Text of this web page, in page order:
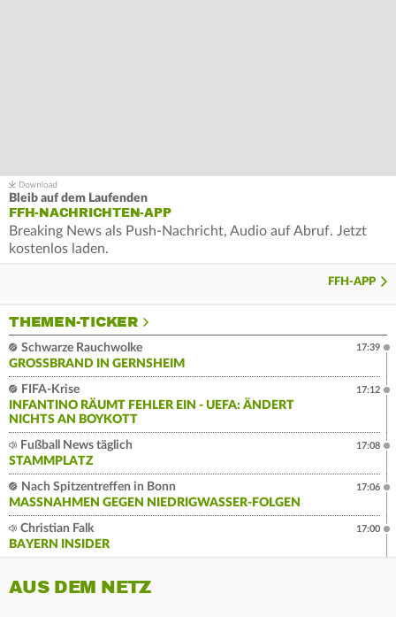
Bleib auf dem Laufenden
FFH-NACHRICHTEN-APP
Breaking News als Push-Nachricht, Audio auf Abruf. Jetzt
kostenlos laden.
FFH-APP
THEMEN-TICKER
Schwarze Rauchwolke
GROSSBRAND IN GERNSHEIM
17:39
FIFA-Krise
INFANTINO RÄUMT FEHLER EIN - UEFA: ÄNDERT
NICHTS AN BOYKOTT
17:12
Fußball News täglich
STAMMPLATZ
17:08
Nach Spitzentreffen in Bonn
MASSNAHMEN GEGEN NIEDRIGWASSER-FOLGEN
17:06
Christian Falk
BAYERN INSIDER
17:00
AUS DEM NETZ